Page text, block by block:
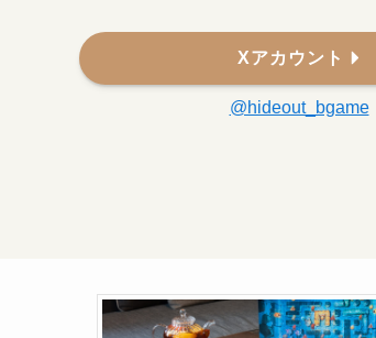
Xアカウント
@hideout_bgame